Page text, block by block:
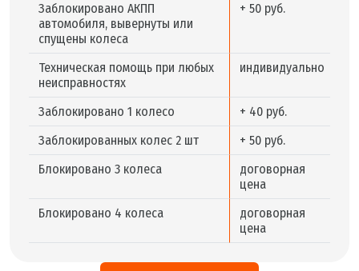
Заблокировано АКПП
автомобиля, вывернуты или
спущены колеса
+ 50 руб.
Техническая помощь при любых
неисправностях
индивидуально
Заблокировано 1 колесо
+ 40 руб.
Заблокированных колес 2 шт
+ 50 руб.
Блокировано 3 колеса
договорная
цена
Блокировано 4 колеса
договорная
цена